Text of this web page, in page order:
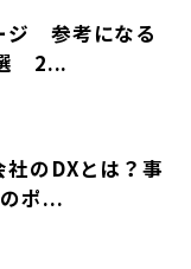
ジ 参考になる
2...
のDXとは？事
ポ...